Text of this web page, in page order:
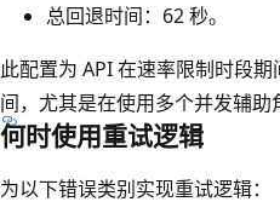
总回退时间：62 秒。
此配置为 API 在速率限制时段
间，尤其是在使用多个并发辅助
何时使用重试逻辑
为以下错误类别实现重试逻辑：